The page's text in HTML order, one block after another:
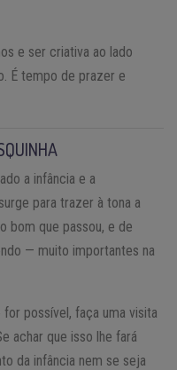
e ser criativa ao lado
É tempo de prazer e
a infância e a
para trazer à tona a
bom que passou, e de
— muito importantes na
possível, faça uma visita
achar que isso lhe fará
da infância nem se seja